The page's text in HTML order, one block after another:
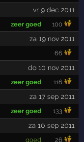
vr 9 dec 2011
zeer goed 100
za 19 nov 2011
66
do 10 nov 2011
zeer goed 116
za 17 sep 2011
zeer goed 133
za 10 sep 2011
goed 26